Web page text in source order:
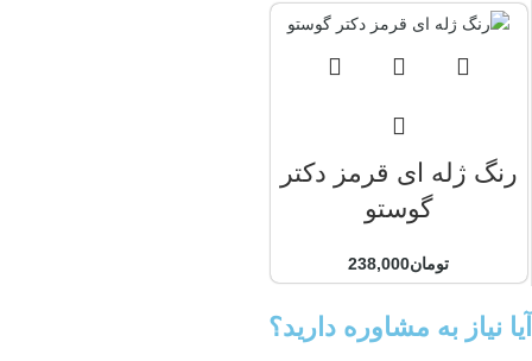
رنگ ژله ای قرمز دکتر
گوستو
تومان238,000
آیا نیاز به مشاوره دارید؟